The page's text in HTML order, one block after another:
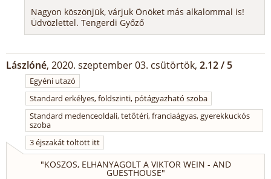
Nagyon köszönjük, várjuk Önöket más alkalommal is!
Üdvözlettel. Tengerdi Győző
Lászlóné, 2020. szeptember 03. csütörtök, 2.12 / 5
Egyéni utazó
Standard erkélyes, földszinti, pótágyazható szoba
Standard medenceoldali, tetőtéri, franciaágyas, gyerekkuckós
szoba
3 éjszakát töltött itt
"KOSZOS, ELHANYAGOLT A VIKTOR WEIN - AND
GUESTHOUSE"